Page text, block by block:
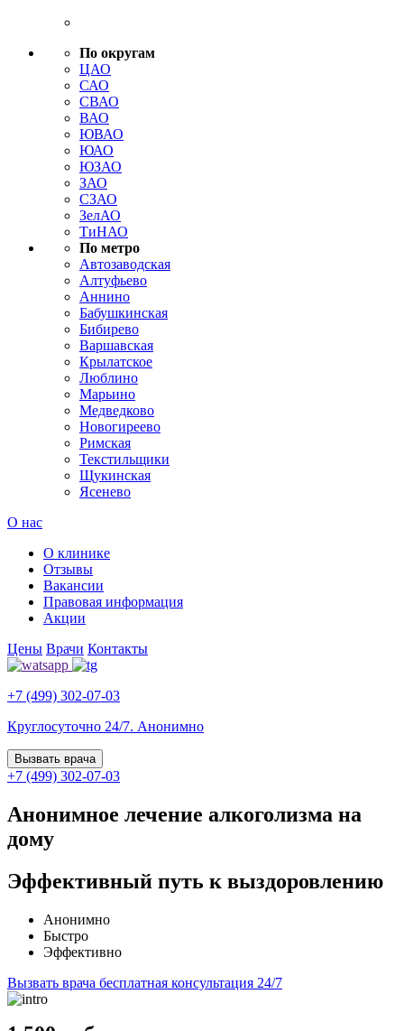
По округам
ЦАО
САО
СВАО
ВАО
ЮВАО
ЮАО
ЮЗАО
ЗАО
СЗАО
ЗелАО
ТиНАО
По метро
Автозаводская
Алтуфьево
Аннино
Бабушкинская
Бибирево
Варшавская
Крылатское
Люблино
Марьино
Медведково
Новогиреево
Римская
Текстильщики
Щукинская
Ясенево
О нас
О клинике
Отзывы
Вакансии
Правовая информация
Акции
Цены Врачи Контакты
+7 (499) 302-07-03
Круглосуточно 24/7. Анонимно
Вызвать врача
+7 (499) 302-07-03
Анонимное лечение алкоголизма на
дому
Эффективный путь к выздоровлению
Анонимно
Быстро
Эффективно
Вызвать врача бесплатная консультация 24/7